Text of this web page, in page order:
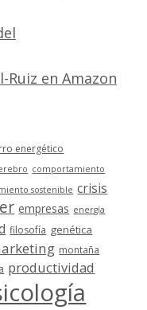
en Amazon
energético
comportamiento
sostenible crisis
empresas energía
filosofía genética
montaña
productividad